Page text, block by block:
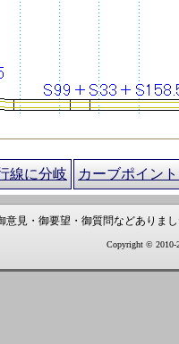
線に分岐 カーブポイン
意見・御要望・御質問などありま
Copyright © 2010-